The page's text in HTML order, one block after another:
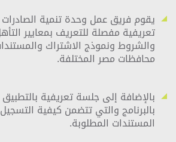
يقوم فريق عمل وحدة تنمية
تعريفية مفصلة للتعريف بمعايير
والشروط ونموذج الاشتراك
محافظات مصر المختلفة.
بالإضافة إلى جلسة تعريفية
بالبرنامج والتي تتضمن كيفية
المستندات المطلوبة.